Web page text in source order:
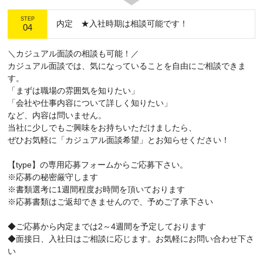
STEP
04 内定 ★入社時期は相談可能です！
＼カジュアル面談の相談も可能！／
カジュアル面談では、気になっていることを自由にご相談できま
す。
「まずは職場の雰囲気を知りたい」
「会社や仕事内容について詳しく知りたい」
など、内容は問いません。
当社に少しでもご興味をお持ちいただけましたら、
ぜひお気軽に「カジュアル面談希望」とお知らせください！
【type】の専用応募フォームからご応募下さい。
※応募の秘密厳守します
※書類選考に1週間程度お時間を頂いております
※応募書類はご返却できませんので、予めご了承下さい
◆ご応募から内定までは2～4週間を予定しております
◆面接日、入社日はご相談に応じます。お気軽にお問い合わせ下さ
い